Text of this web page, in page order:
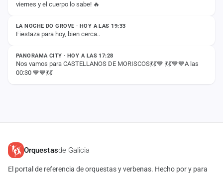
viernes y el cuerpo lo sabe! 🔥
ESTADO
LA NOCHE DO GROVE · HOY A LAS 19:33
Fiestaza para hoy, bien cerca..
ESTADO
PANORAMA CITY · HOY A LAS 17:28
Nos vamos para CASTELLANOS DE MORISCOS💃💃💙 💃💃💙💙A las
00:30 💙💙💃💃
Orquestasde Galicia
El portal de referencia de orquestas y verbenas. Hecho por y para